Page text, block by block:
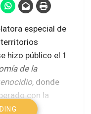
especial de
territorios
hizo público el 1
de la
, donde
con la
y el